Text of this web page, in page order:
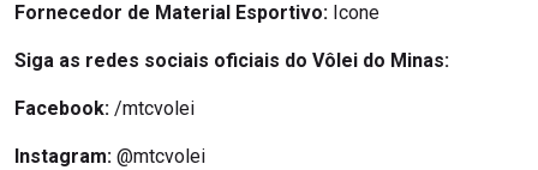
Fornecedor de Material Esportivo: Icone
Siga as redes sociais oficiais do Vôlei do Minas:
Facebook: /mtcvolei
Instagram: @mtcvolei